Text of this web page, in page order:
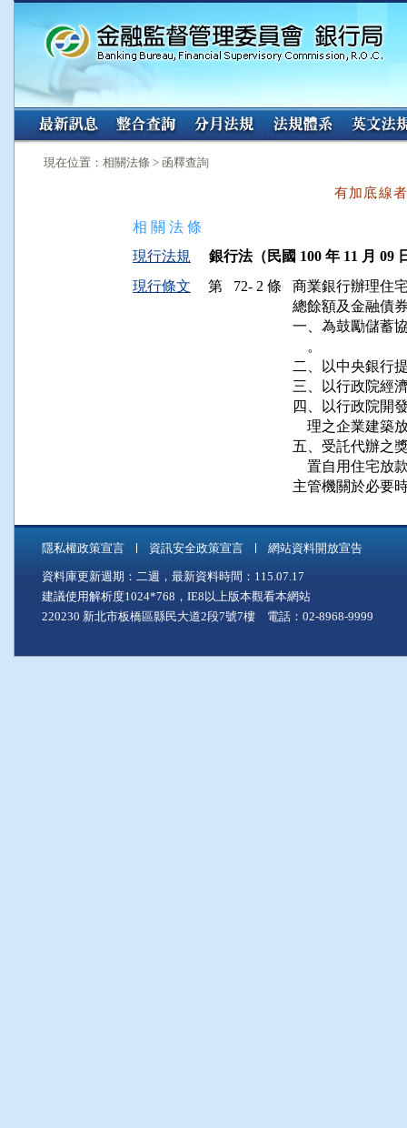
:::
現在位置：相關法條 > 函釋查詢
有加底線
相 關 法 條
現行法規
銀行法（民國 100 年 11 月 09
現行條文
第 72- 2 條
商業銀行辦理住
總餘額及金融債
一、為鼓勵儲蓄
    。
二、以中央銀行
三、以行政院經
四、以行政院開
理之企業建築
五、受託代辦之
置自用住宅放
主管機關於必要
隱私權政策宣言 資訊安全政策宣言 網站資料開放宣告
資料庫更新週期：二週，最新資料時間：115.07.17
建議使用解析度1024*768，IE8以上版本觀看本網站
220230 新北市板橋區縣民大道2段7號7樓 電話：02-8968-9999